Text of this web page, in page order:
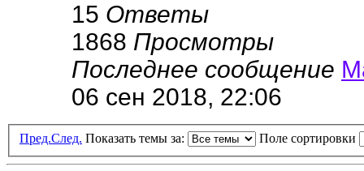
15 Ответы
1868 Просмотры
Последнее сообщение
06 сен 2018, 22:06
Пред.След. Показать темы за: Поле сортировки